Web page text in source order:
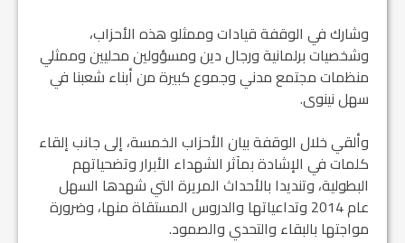
وشارك في الوقفة قيادات وممثلو هذه الأحزاب،
وشخصيات برلمانية ورجال دين ومسؤولين محليين وممثلي
منظمات مجتمع مدني وجموع كبيرة من أبناء شعبنا في
سهل نينوى.
وألقي خلال الوقفة بيان الأحزاب الخمسة، إلى جانب إلقاء
كلمات في الإشادة بمآثر الشهداء الأبرار وتضحياتهم
البطولية، وتنديدا بالأحداث المريرة التي شهدها السهل
عام 2014 وتداعياتها والدروس المستقاة منها، وضرورة
مواجتها بالبقاء والتحدي والصمود.